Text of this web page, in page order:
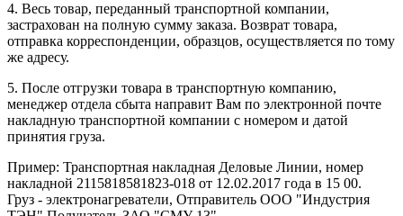
4. Весь товар, переданный транспортной компании,
застрахован на полную сумму заказа. Возврат товара,
отправка корреспонденции, образцов, осуществляется по тому
же адресу.
5. После отгрузки товара в транспортную компанию,
менеджер отдела сбыта направит Вам по электронной почте
накладную транспортной компании с номером и датой
принятия груза.
Пример: Транспортная накладная Деловые Линии, номер
накладной 2115818581823-018 от 12.02.2017 года в 15 00.
Груз - электронагреватели, Отправитель ООО "Индустрия